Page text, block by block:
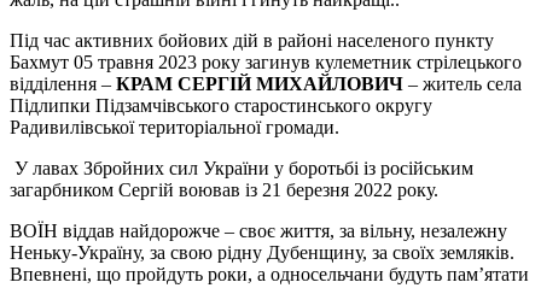
Під час активних бойових дій в районі населеного пункту
Бахмут 05 травня 2023 року загинув кулеметник стрілецького
відділення – КРАМ СЕРГІЙ МИХАЙЛОВИЧ – житель села
Підлипки Підзамчівського старостинського округу
Радивилівської територіальної громади.
У лавах Збройних сил України у боротьбі із російським
загарбником Сергій воював із 21 березня 2022 року.
ВОЇН віддав найдорожче – своє життя, за вільну, незалежну
Неньку-Україну, за свою рідну Дубенщину, за своїх земляків.
Впевнені, що пройдуть роки, а односельчани будуть пам’ятати